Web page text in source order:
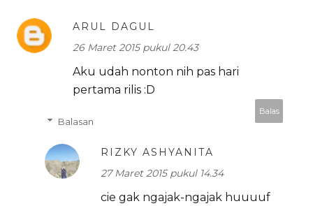
ARUL DAGUL
26 Maret 2015 pukul 20.43
Aku udah nonton nih pas hari
pertama rilis :D
Balas
Balasan
RIZKY ASHYANITA
27 Maret 2015 pukul 14.34
cie gak ngajak-ngajak huuuuf